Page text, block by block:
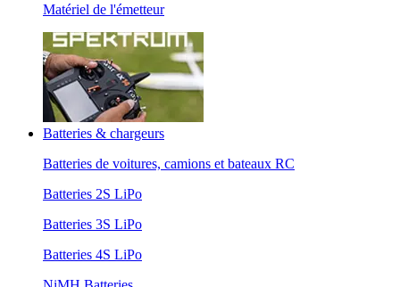
Matériel de l'émetteur
Batteries & chargeurs
Batteries de voitures, camions et bateaux RC
Batteries 2S LiPo
Batteries 3S LiPo
Batteries 4S LiPo